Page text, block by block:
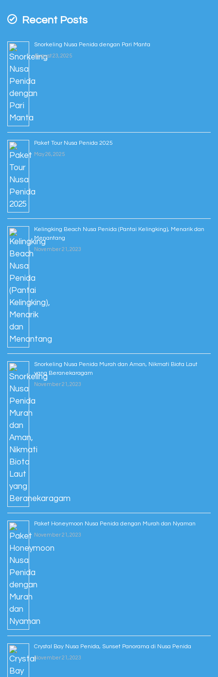
Recent Posts
Snorkeling Nusa Penida dengan Pari Manta
August 23, 2025
Paket Tour Nusa Penida 2025
May 26, 2025
Kelingking Beach Nusa Penida (Pantai Kelingking), Menarik dan
Menantang
November 21, 2023
Snorkeling Nusa Penida Murah dan Aman, Nikmati Biota Laut
yang Beranekaragam
November 21, 2023
Paket Honeymoon Nusa Penida dengan Murah dan Nyaman
November 21, 2023
Crystal Bay Nusa Penida, Sunset Panorama di Nusa Penida
November 21, 2023